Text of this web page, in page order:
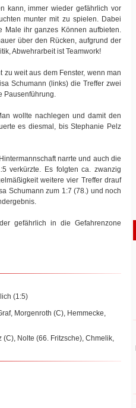
kann, immer wieder gefährlich vor
munter mit zu spielen. Dabei
Male ihr ganzes Können aufbieten.
über den Rücken, aufgrund der
Abwehrarbeit ist Teamwork!
weit aus dem Fenster, wenn man
Schumann (links)die Treffer zwei
Pausenführung.
wollte nachlegen und damit den
es diesmal, bis Stephanie Pelz
narrte und auch die
verkürzte. Es folgten ca. zwanzig
weitere vier Treffer drauf
Schumann zum 1:7 (78.) und noch
gefährlich in die Gefahrenzone
(1:5)
Morgenroth (C), Hemmecke,
Nolte (66. Fritzsche), Chmelik,